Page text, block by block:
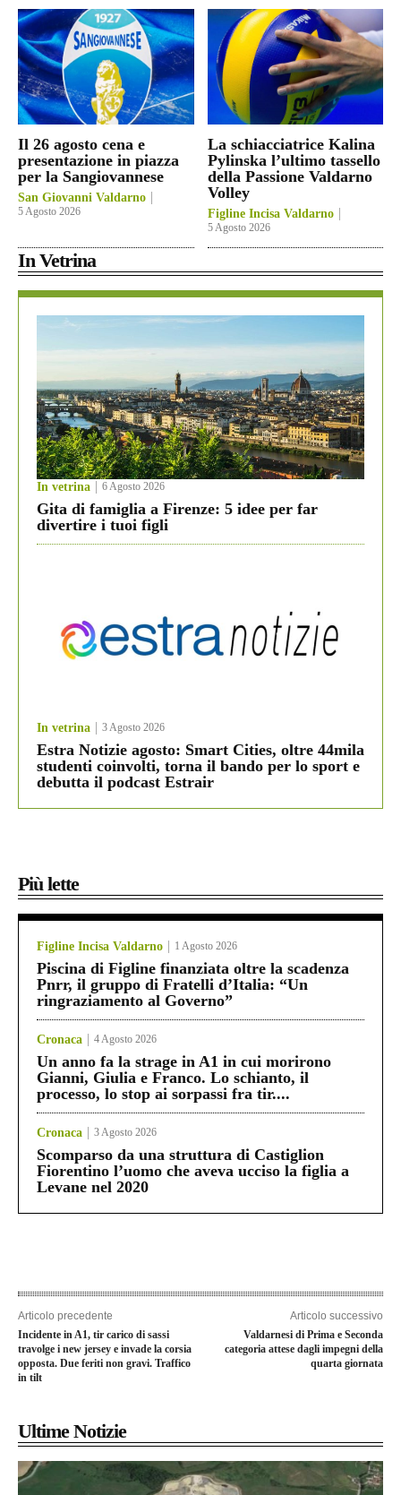
Il 26 agosto cena e
presentazione in piazza
per la Sangiovannese
San Giovanni Valdarno
5 Agosto 2026
La schiacciatrice Kalina
Pylinska l’ultimo tassello
della Passione Valdarno
Volley
Figline Incisa Valdarno
5 Agosto 2026
In Vetrina
In vetrina 6 Agosto 2026
Gita di famiglia a Firenze: 5 idee per far
divertire i tuoi figli
In vetrina 3 Agosto 2026
Estra Notizie agosto: Smart Cities, oltre 44mila
studenti coinvolti, torna il bando per lo sport e
debutta il podcast Estrair
Più lette
Figline Incisa Valdarno 1 Agosto 2026
Piscina di Figline finanziata oltre la scadenza
Pnrr, il gruppo di Fratelli d’Italia: “Un
ringraziamento al Governo”
Cronaca 4 Agosto 2026
Un anno fa la strage in A1 in cui morirono
Gianni, Giulia e Franco. Lo schianto, il
processo, lo stop ai sorpassi fra tir....
Cronaca 3 Agosto 2026
Scomparso da una struttura di Castiglion
Fiorentino l’uomo che aveva ucciso la figlia a
Levane nel 2020
Articolo precedente
Incidente in A1, tir carico di sassi
travolge i new jersey e invade la corsia
opposta. Due feriti non gravi. Traffico
in tilt
Articolo successivo
Valdarnesi di Prima e Seconda
categoria attese dagli impegni della
quarta giornata
Ultime Notizie